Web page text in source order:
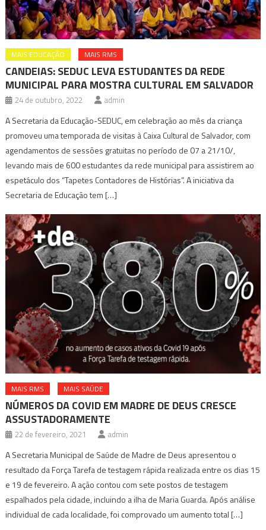
MAIS EDUCAÇÃO MAIS RMS
CANDEIAS: SEDUC LEVA ESTUDANTES DA REDE
MUNICIPAL PARA MOSTRA CULTURAL EM SALVADOR
24 de outubro, 2022 admin
A Secretaria da Educação-SEDUC, em celebração ao mês da criança
promoveu uma temporada de visitas à Caixa Cultural de Salvador, com
agendamentos de sessões gratuitas no período de 07 a 21/10/,
levando mais de 600 estudantes da rede municipal para assistirem ao
espetáculo dos “Tapetes Contadores de Histórias”. A iniciativa da
Secretaria de Educação tem […]
MAIS RMS MAIS SAÚDE
NÚMEROS DA COVID EM MADRE DE DEUS CRESCE
ASSUSTADORAMENTE
22 de fevereiro, 2021 admin
A Secretaria Municipal de Saúde de Madre de Deus apresentou o
resultado da Força Tarefa de testagem rápida realizada entre os dias 15
e 19 de fevereiro. A ação contou com sete postos de testagem
espalhados pela cidade, incluindo a ilha de Maria Guarda. Após análise
individual de cada localidade, foi comprovado um aumento total […]